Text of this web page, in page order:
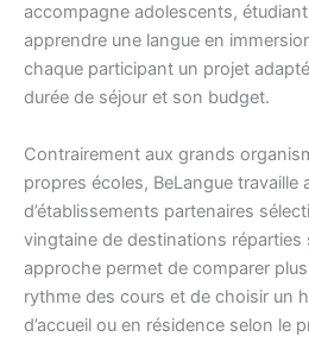
accompagne adolescents,
apprendre une langue en
chaque participant un projet
durée de séjour et son budget.
Contrairement aux grands
propres écoles, BeLangue travaille
d’établissements partenaires
vingtaine de destinations réparties
approche permet de comparer
rythme des cours et de choisir un
d’accueil ou en résidence selon le